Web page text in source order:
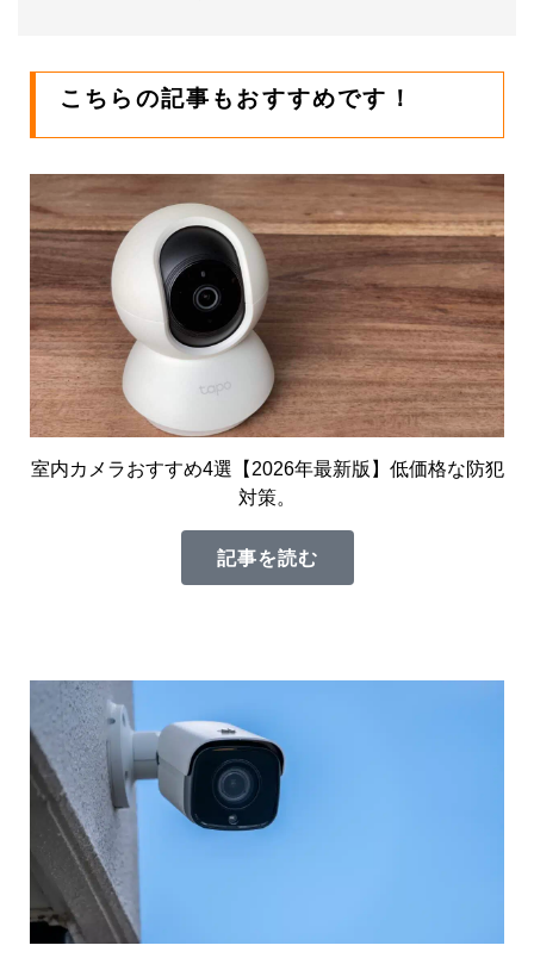
こちらの記事もおすすめです！
室内カメラおすすめ4選【2026年最新版】低価格な防犯
対策。
記事を読む